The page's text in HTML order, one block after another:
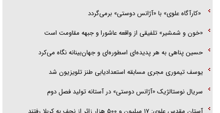
«کارآگاه علوی» با «آژانس دوستی» برمی‌گردد
«خون و شمشیر» تلفیقی از واقعه عاشورا و جبهه مقاومت است
حسین پناهی به هر پدیده‌ای اسطوره‌ای و جهان‌بینانه نگاه می‌کرد
یوسف تیموری مجری مسابقه استعدادیابی طنز تلویزیون شد
سریال نوستالژیک «آژانس دوستی» در آستانه تولید فصل دوم